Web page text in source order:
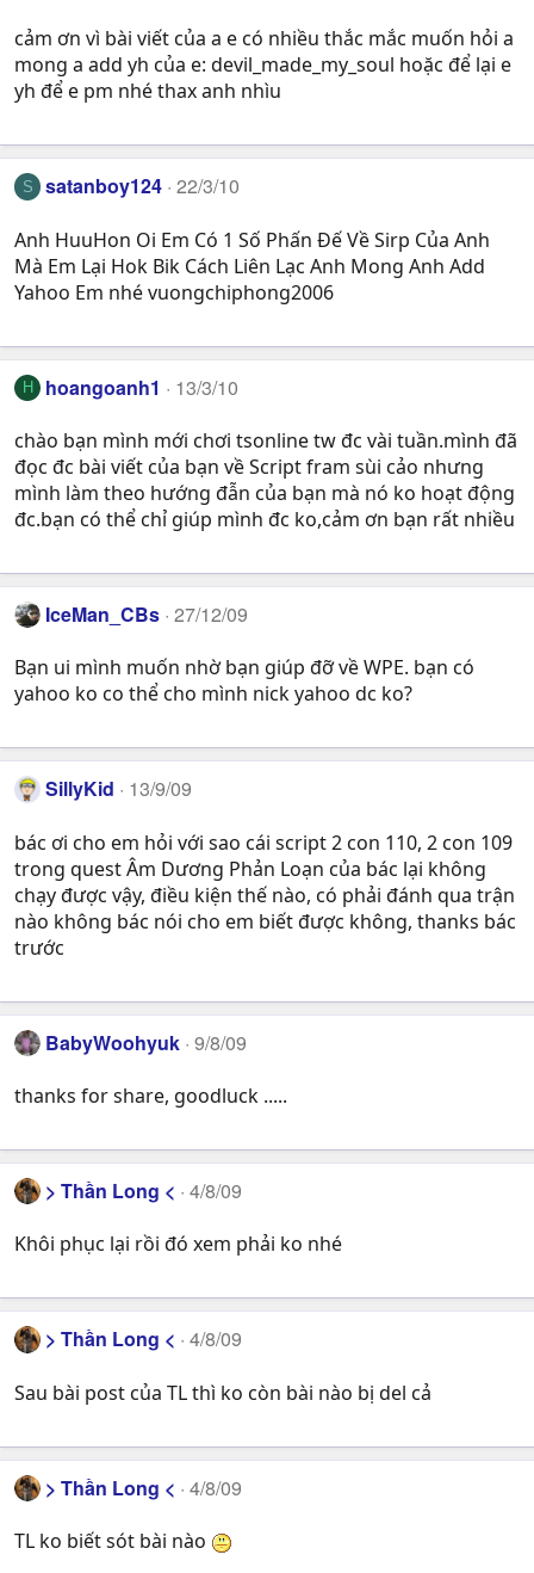
cảm ơn vì bài viết của a e có nhiều thắc mắc muốn hỏi a
mong a add yh của e: devil_made_my_soul hoặc để lại e
yh để e pm nhé thax anh nhìu
S satanboy124 22/3/10
Anh HuuHon Oi Em Có 1 Số Phấn Đế Về Sirp Của Anh
Mà Em Lại Hok Bik Cách Liên Lạc Anh Mong Anh Add
Yahoo Em nhé vuongchiphong2006
H hoangoanh1 13/3/10
chào bạn mình mới chơi tsonline tw đc vài tuần.mình đã
đọc đc bài viết của bạn về Script fram sùi cảo nhưng
mình làm theo hướng đẫn của bạn mà nó ko hoạt động
đc.bạn có thể chỉ giúp mình đc ko,cảm ơn bạn rất nhiều
IceMan_CBs 27/12/09
Bạn ui mình muốn nhờ bạn giúp đỡ về WPE. bạn có
yahoo ko co thể cho mình nick yahoo dc ko?
SillyKid 13/9/09
bác ơi cho em hỏi với sao cái script 2 con 110, 2 con 109
trong quest Âm Dương Phản Loạn của bác lại không
chạy được vậy, điều kiện thế nào, có phải đánh qua trận
nào không bác nói cho em biết được không, thanks bác
trước
BabyWoohyuk 9/8/09
thanks for share, goodluck .....
> Thần Long < 4/8/09
Khôi phục lại rồi đó xem phải ko nhé
> Thần Long < 4/8/09
Sau bài post của TL thì ko còn bài nào bị del cả
> Thần Long < 4/8/09
TL ko biết sót bài nào